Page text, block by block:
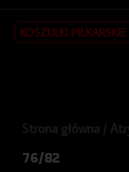
KOSZULKI PIŁKARSKIE
Strona główna /
76/82